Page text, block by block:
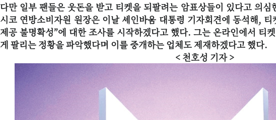
다만 일부 팬들은 웃돈을 받고 티켓을 되팔려는 암표상들이 있다고 의심
시코 연방소비자원 원장은 이날 셰인바움 대통령 기자회견에 동석해,
제공 불명확성”에 대한 조사를 시작하겠다고 했다. 그는 온라인에서 티
게 팔리는 정황을 파악했다며 이를 중개하는 업체도 제재하겠다고 했다.
< 천호성 기자 >